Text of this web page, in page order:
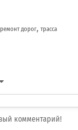
ремонт дорог,трасса